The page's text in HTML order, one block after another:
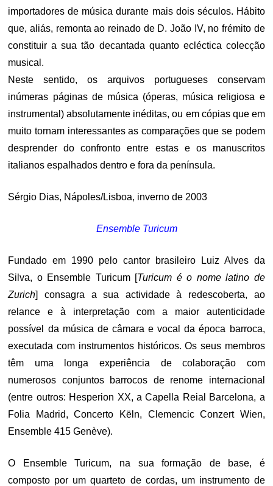
importadores de música durante mais dois séculos. Hábito
que, aliás, remonta ao reinado de D. João IV, no frémito de
constituir a sua tão decantada quanto ecléctica colecção
musical.
Neste sentido, os arquivos portugueses conservam
inúmeras páginas de música (óperas, música religiosa e
instrumental) absolutamente inéditas, ou em cópias que em
muito tornam interessantes as comparações que se podem
desprender do confronto entre estas e os manuscritos
italianos espalhados dentro e fora da península.
Sérgio Dias, Nápoles/Lisboa, inverno de 2003
Ensemble Turicum
Fundado em 1990 pelo cantor brasileiro Luiz Alves da
Silva, o Ensemble Turicum [Turicum é o nome latino de
Zurich] consagra a sua actividade à redescoberta, ao
relance e à interpretação com a maior autenticidade
possível da música de câmara e vocal da época barroca,
executada com instrumentos históricos. Os seus membros
têm uma longa experiência de colaboração com
numerosos conjuntos barrocos de renome internacional
(entre outros: Hesperion XX, a Capella Reial Barcelona, a
Folia Madrid, Concerto Këln, Clemencic Conzert Wien,
Ensemble 415 Genève).
O Ensemble Turicum, na sua formação de base, é
composto por um quarteto de cordas, um instrumento de